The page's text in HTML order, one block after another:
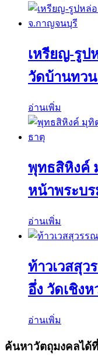
เหรียญ-รูป
วัดบ้านทว
อ่านเพิ่ม
พุทธสิหิงค์
หน้าพระบ
อ่านเพิ่ม
ท้าวเวสสุว
อึ่ง วัดเชิงห
อ่านเพิ่ม
ค้นหาวัตถุมงคลได้